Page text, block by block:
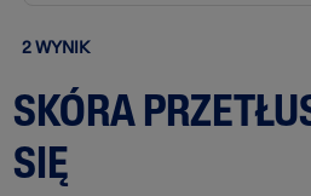
2 WYNIK
SKÓRA
SIĘ